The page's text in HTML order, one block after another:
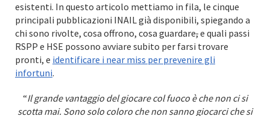
esistenti. In questo articolo mettiamo in fila, le cinque
principali pubblicazioni INAIL già disponibili, spiegando a
chi sono rivolte, cosa offrono, cosa guardare,e quali passi
RSPP e HSE possono avviare subito per farsi trovare
pronti, e identificare i near miss per prevenire gli
infortuni.
“Il grande vantaggio del giocare col fuoco è che non ci si
scotta mai. Sono solo coloro che non sanno giocarci che si